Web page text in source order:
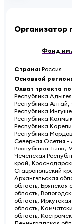
Организатор
Фонд им.
Страна: Россия
Основной регион:
Охват проекта
Республика
Республика Алтай,
Республика
Республика
Республика
Республика
Северная Осетия -
Республика Тыва,
Чеченская
край,
Ставропольский
Архангельская
область, Брянская
область,
область,
область,
область,